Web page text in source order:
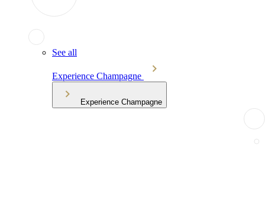
See all
Experience Champagne
Experience Champagne